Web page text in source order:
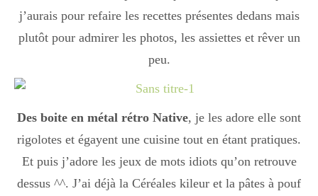
Resto
Tuto
Divers
Semaines Spéciales
j’aurais pour refaire les recettes présentes dedans mais
plutôt pour admirer les photos, les assiettes et rêver un
peu.
Des boite en métal rétro Native, je les adore elle sont
rigolotes et égayent une cuisine tout en étant pratiques.
Et puis j’adore les jeux de mots idiots qu’on retrouve
dessus ^^. J’ai déjà la Céréales kileur et la pâtes à pouf